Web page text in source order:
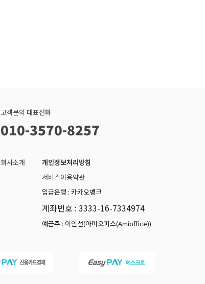
고객문의 대표전화
010-3570-8257
회사소개
개인정보처리방침
서비스이용약관
입금은행 : 카카오뱅크
계좌번호 : 3333-16-7334974
예금주 : 이인선(아미오피스(Amioffice))